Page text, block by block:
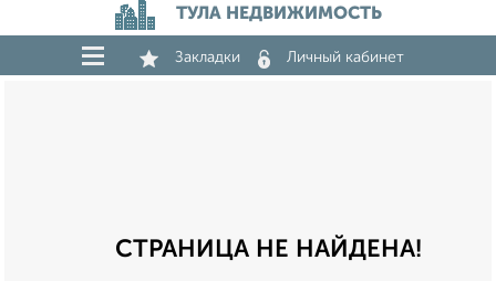
ТУЛА НЕДВИЖИМОСТЬ
Закладки Личный кабинет
СТРАНИЦА НЕ НАЙДЕНА!